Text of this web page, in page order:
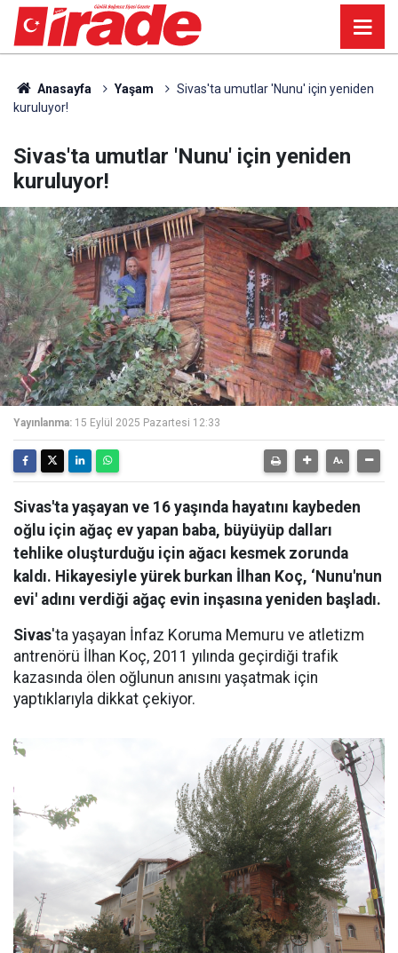
Anasayfa Yaşam
Sivas'ta umutlar 'Nunu' için yeniden
kuruluyor!
Sivas'ta umutlar 'Nunu' için yeniden
kuruluyor!
Yayınlanma: 15 Eylül 2025 Pazartesi 12:33
Sivas'ta yaşayan ve 16 yaşında hayatını kaybeden
oğlu için ağaç ev yapan baba, büyüyüp dalları
tehlike oluşturduğu için ağacı kesmek zorunda
kaldı. Hikayesiyle yürek burkan İlhan Koç, ‘Nunu'nun
evi' adını verdiği ağaç evin inşasına yeniden başladı.
Sivas'ta yaşayan İnfaz Koruma Memuru ve atletizm
antrenörü İlhan Koç, 2011 yılında geçirdiği trafik
kazasında ölen oğlunun anısını yaşatmak için
yaptıklarıyla dikkat çekiyor.